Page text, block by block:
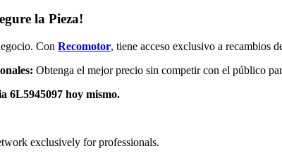
la Pieza!
Con Recomotor, tiene acceso exclusivo a recambios
Obtenga el mejor precio sin competir con el público
6L5945097 hoy mismo.
exclusively for professionals.